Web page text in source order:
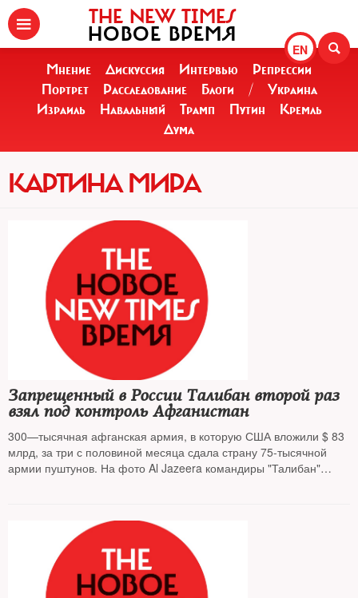
EN
THE NEW TIMES
НОВОЕ ВРЕМЯ
Мнение Дискуссия Интервью
Репрессии
Портрет
Расследование Блоги /
Украина
Израиль
Навальный Трамп Путин
Кремль
Дума
КАРТИНА МИРА
Запрещенный в России Талибан второй раз
взял под контроль Афганистан
300—тысячная афганская армия, в которую США вложили $ 83
млрд, за три с половиной месяца сдала страну 75-тысячной
армии пуштунов. На фото Al Jazeera командиры "Талибан"
поступления новостей